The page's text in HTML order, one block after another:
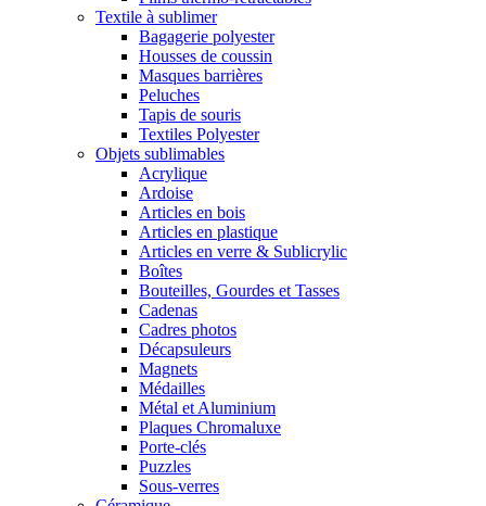
Textile à sublimer
Bagagerie polyester
Housses de coussin
Masques barrières
Peluches
Tapis de souris
Textiles Polyester
Objets sublimables
Acrylique
Ardoise
Articles en bois
Articles en plastique
Articles en verre & Sublicrylic
Boîtes
Bouteilles, Gourdes et Tasses
Cadenas
Cadres photos
Décapsuleurs
Magnets
Médailles
Métal et Aluminium
Plaques Chromaluxe
Porte-clés
Puzzles
Sous-verres